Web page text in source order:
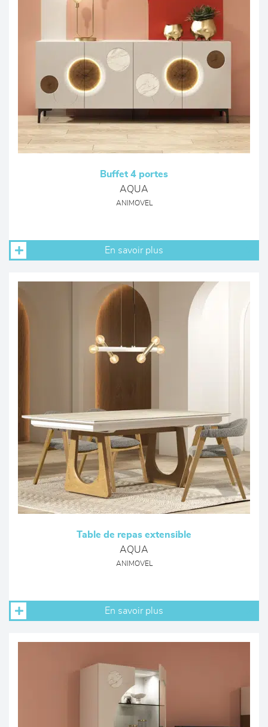
Buffet 4 portes
AQUA
ANIMOVEL
En savoir plus
Table de repas extensible
AQUA
ANIMOVEL
En savoir plus